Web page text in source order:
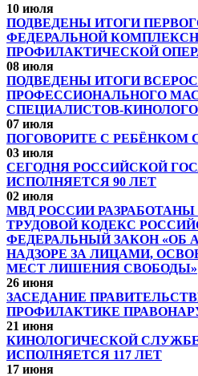
10 июля
ПОДВЕДЕНЫ ИТОГИ
ФЕДЕРАЛЬНОЙ
ПРОФИЛАКТИЧЕСКОЙ
08 июля
ПОДВЕДЕНЫ ИТОГИ
ПРОФЕССИОНАЛЬНОГО
СПЕЦИАЛИСТОВ-
07 июля
ПОГОВОРИТЕ С РЕБЁНКОМ
03 июля
СЕГОДНЯ РОССИЙСКОЙ
ИСПОЛНЯЕТСЯ 90 ЛЕТ
02 июля
МВД РОССИИ
ТРУДОВОЙ КОДЕКС
ФЕДЕРАЛЬНЫЙ ЗАКОН «ОБ
НАДЗОРЕ ЗА ЛИЦАМИ,
МЕСТ ЛИШЕНИЯ СВОБОДЫ»
26 июня
ЗАСЕДАНИЕ
ПРОФИЛАКТИКЕ
21 июня
КИНОЛОГИЧЕСКОЙ
ИСПОЛНЯЕТСЯ 117 ЛЕТ
17 июня